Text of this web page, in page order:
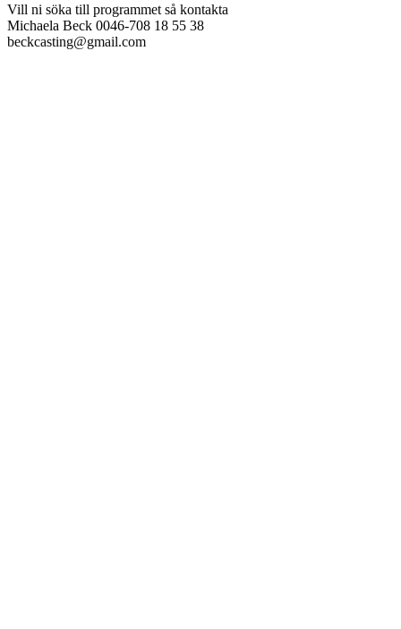
Vill ni söka till programmet så kontakta
Michaela Beck 0046-708 18 55 38
beckcasting@gmail.com